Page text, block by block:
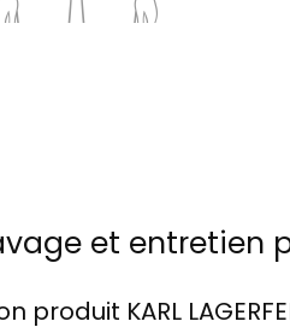
et entretien
produit KARL